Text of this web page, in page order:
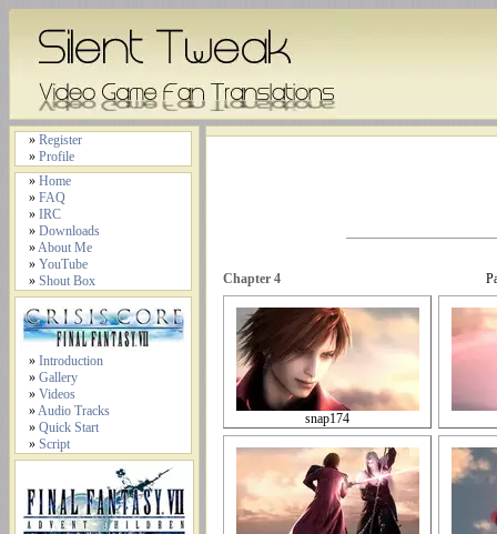
» Register
» Profile
» Home
» FAQ
» IRC
» Downloads
»About Me
» YouTube
» Shout Box
» Introduction
» Gallery
» Videos
»Audio Tracks
» Quick Start
» Script
Chapter 4
snap174